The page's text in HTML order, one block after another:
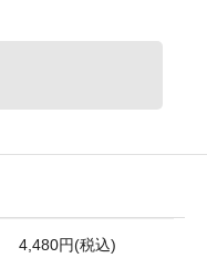
4,480円(税込)